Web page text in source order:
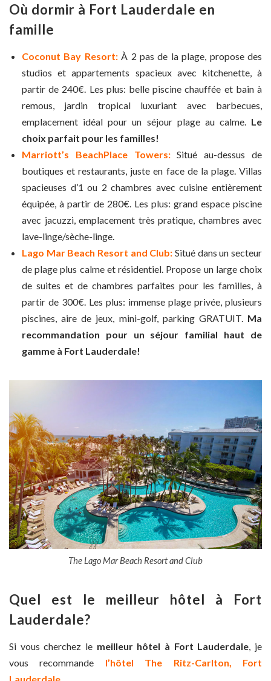
Où dormir à Fort Lauderdale en
famille
Coconut Bay Resort:À 2 pas de la plage, propose des
studios et appartements spacieux avec kitchenette, à
partir de 240€. Les plus: belle piscine chauffée et bain à
remous, jardin tropical luxuriant avec barbecues,
emplacement idéal pour un séjour plage au calme. Le
choix parfait pour les familles!
Marriott’s BeachPlace Towers:Situé au-dessus de
boutiques et restaurants, juste en face de la plage. Villas
spacieuses d’1 ou 2 chambres avec cuisine entièrement
équipée, à partir de 280€. Les plus: grand espace piscine
avec jacuzzi, emplacement très pratique, chambres avec
lave-linge/sèche-linge.
Lago Mar Beach Resort and Club: Situé dans un secteur
de plage plus calme et résidentiel. Propose un large choix
de suites et de chambres parfaites pour les familles, à
partir de 300€. Les plus: immense plage privée, plusieurs
piscines, aire de jeux, mini-golf, parking GRATUIT. Ma
recommandation pour un séjour familial haut de
gamme à Fort Lauderdale!
The Lago Mar Beach Resort and Club
Quel est le meilleur hôtel à Fort
Lauderdale?
Si vous cherchez le meilleur hôtel à Fort Lauderdale, je
vous recommande l’hôtel The Ritz-Carlton, Fort